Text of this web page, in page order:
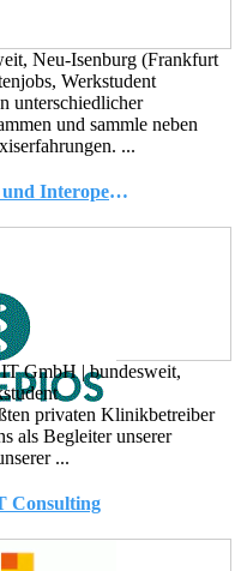
Neu-Isenburg (Frankfurt
Werkstudent
unterschiedlicher
und sammle neben
...
Werkstudent Patientenportal und Interoperabilitätsplattform (w/m/d)
IT GmbH | bundesweit,
privaten Klinikbetreiber
als Begleiter unserer
...
Consulting